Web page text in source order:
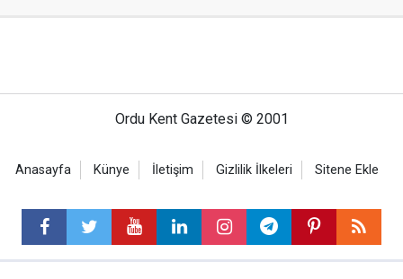
Ordu Kent Gazetesi © 2001
Anasayfa Künye İletişim Gizlilik İlkeleri Sitene Ekle